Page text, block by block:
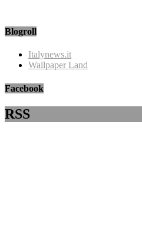
Blogroll
Italynews.it
Wallpaper Land
Facebook
RSS